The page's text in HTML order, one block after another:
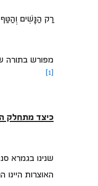
רַק הַנָּשִׁים
מפורש בתורה
[1]
כיצד מתחלק
שנינו בגמרא
האוצרות